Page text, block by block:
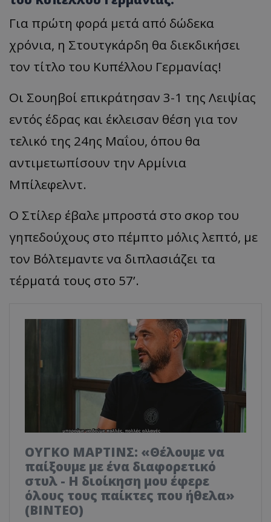
Για πρώτη φορά μετά από δώδεκα
χρόνια, η Στουτγκάρδη θα διεκδικήσει
τον τίτλο του Κυπέλλου Γερμανίας!
Οι Σουηβοί επικράτησαν 3-1 της Λειψίας
εντός έδρας και έκλεισαν θέση για τον
τελικό της 24ης Μαΐου, όπου θα
αντιμετωπίσουν την Αρμίνια
Μπίλεφελντ.
Ο Στίλερ έβαλε μπροστά στο σκορ του
γηπεδούχους στο πέμπτο μόλις λεπτό, με
τον Βόλτεμαντε να διπλασιάζει τα
τέρματά τους στο 57’.
ΟΥΓΚΟ ΜΑΡΤΙΝΣ: «Θέλουμε να
παίξουμε με ένα διαφορετικό
στυλ - Η διοίκηση μου έφερε
όλους τους παίκτες που ήθελα»
(ΒΙΝΤΕΟ)